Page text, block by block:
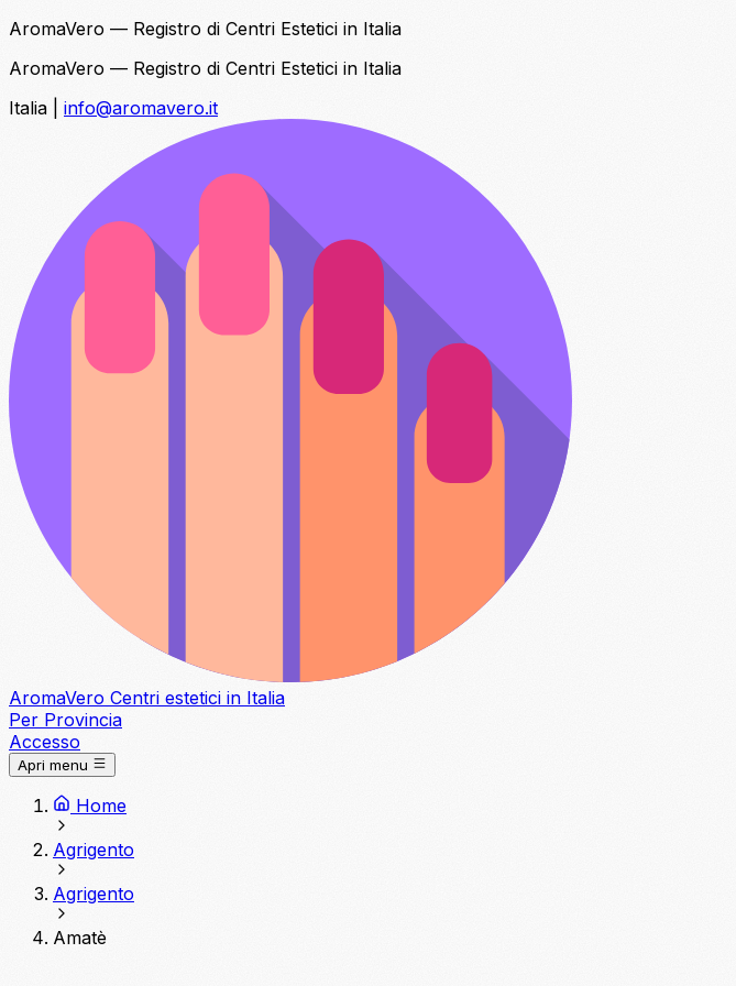
AromaVero — Registro di Centri Estetici in Italia
AromaVero — Registro di Centri Estetici in Italia
Italia
info@aromavero.it
AromaVero Centri estetici in Italia
Per Provincia
Accesso
Apri menu
Home
Agrigento
Agrigento
Amatè